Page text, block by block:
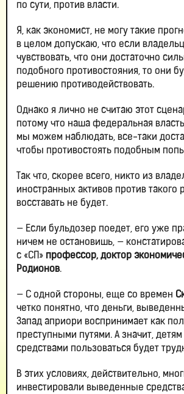
по сути, против власти.
Я, как экономист, не могу такие
в целом допускаю, что если
чувствовать, что они достаточно
подобного противостояния, то они
решению противодействовать.
Однако я лично не считаю этот
потому что наша федеральная
мы можем наблюдать, все-таки
чтобы противостоять подобным
Так что, скорее всего, никто из
иностранных активов против такого
восставать не будет.
— Если бульдозер поедет, его уже
ничем не остановишь, —
с «СП» профессор, доктор
Родионов.
— С одной стороны, еще со времен
четко понятно, что деньги,
Запад априори воспринимает как
преступными путями. А значит,
средствами пользоваться будет
В этих условиях, действительно,
инвестировали выведенные